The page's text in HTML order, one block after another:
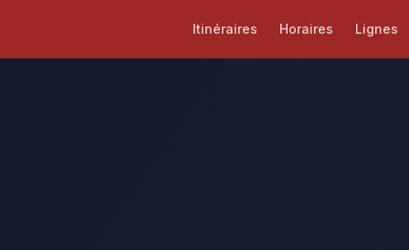
Itinéraires Horaires Lignes